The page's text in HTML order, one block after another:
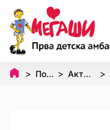
Почетна Активности